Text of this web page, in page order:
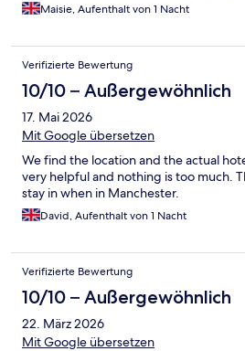
Maisie, Aufenthalt von 1 Nacht
Verifizierte Bewertung
10/10 – Außergewöhnlich
17. Mai 2026
Mit Google übersetzen
We find the location and the actual
very helpful and nothing is too much.
stay in when in Manchester.
David, Aufenthalt von 1 Nacht
Verifizierte Bewertung
10/10 – Außergewöhnlich
22. März 2026
Mit Google übersetzen